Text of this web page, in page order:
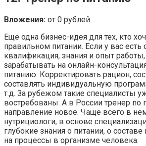
Вложения: от 0 рублей
Еще одна бизнес-идея для тех, кто
правильном питании. Если у вас есть
квалификация, знания и опыт
зарабатывать на онлайн-
питанию. Корректировать рацион,
составлять индивидуальную
т.д. За рубежом такие специалисты
востребованы. А в России тренер по
направление новое. Чаще всего в
нутрициологи, в основе
глубокие знания о питании, о
на процессы в организме человека.